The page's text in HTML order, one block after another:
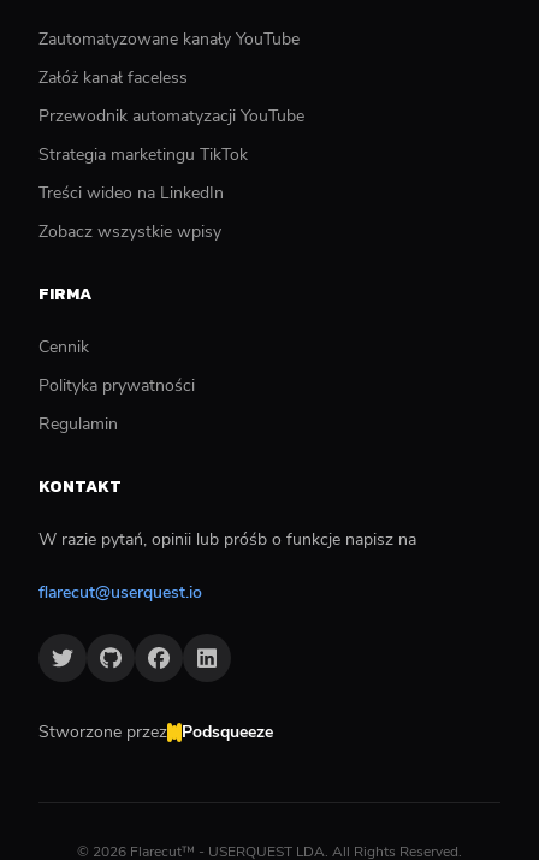
Zautomatyzowane kanały YouTube
Załóż kanał faceless
Przewodnik automatyzacji YouTube
Strategia marketingu TikTok
Treści wideo na LinkedIn
Zobacz wszystkie wpisy
FIRMA
Cennik
Polityka prywatności
Regulamin
KONTAKT
W razie pytań, opinii lub próśb o funkcje napisz na
flarecut@userquest.io
Stworzone przez Podsqueeze
© 2026 Flarecut™ - USERQUEST LDA. All Rights Reserved.